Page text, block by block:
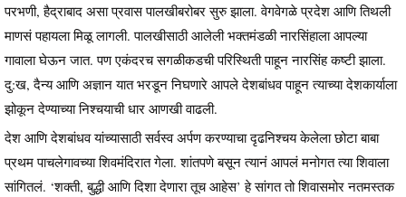
परभणी, हैद्राबाद असा प्रवास पालखीबरोबर सुरु झाला. वेगवेगळे प्रदेश आणि तिथली
माणसं पहायला मिळू लागली. पालखीसाठी आलेली भक्तमंडळी नारसिंहाला आपल्या
गावाला घेऊन जात. पण एकंदरच सगळीकडची परिस्थिती पाहून नारसिंह कष्टी झाला.
दु:ख, दैन्य आणि अज्ञान यात भरडून निघणारे आपले देशबांधव पाहून त्याच्या देशकार्याला
झोकून देण्याच्या निश्चयाची धार आणखी वाढली.
देश आणि देशबांधव यांच्यासाठी सर्वस्व अर्पण करण्याचा दृढनिश्चय केलेला छोटा बाबा
प्रथम पाचलेगावच्या शिवमंदिरात गेला. शांतपणे बसून त्यानं आपलं मनोगत त्या शिवाला
सांगितलं. ‘शक्ती, बुद्धी आणि दिशा देणारा तूच आहेस’ हे सांगत तो शिवासमोर नतमस्तक